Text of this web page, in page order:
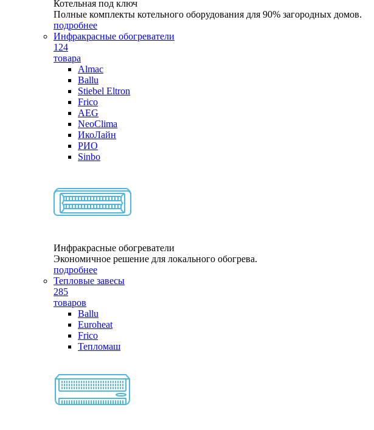
Котельная под ключ
Полные комплекты котельного оборудования для 90% загородных домов.
подробнее
Инфракрасные обогреватели
124
товара
Almac
Ballu
Stiebel Eltron
Frico
AEG
NeoClima
ИкоЛайн
РИО
Sinbo
Инфракрасные обогреватели
Экономичное решение для локального обогрева.
подробнее
Тепловые завесы
285
товаров
Ballu
Euroheat
Frico
Тепломаш